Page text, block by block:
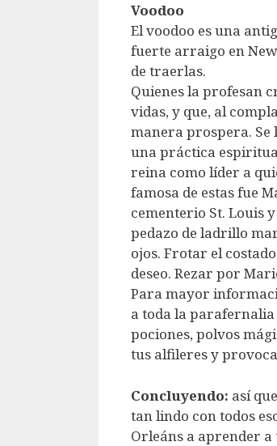
Voodoo
El voodoo es una
fuerte arraigo en
de traerlas.
Quienes la profesan
vidas, y que, al
manera prospera. Se
una práctica
reina como líder a
famosa de estas fue
cementerio St. Louis
pedazo de ladrillo
ojos. Frotar el
deseo. Rezar por
Para mayor
a toda la
pociones, polvos
tus alfileres y
Concluyendo: así
tan lindo con todos
Orleáns a aprender